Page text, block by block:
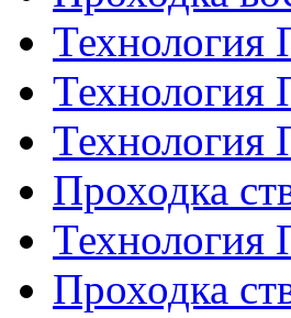
Технология
Технология
Технология
Проходка
Технология
Проходка